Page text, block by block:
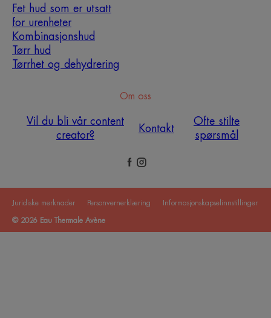
Fet hud som er utsatt
for urenheter
Kombinasjonshud
Tørr hud
Tørrhet og dehydrering
Om oss
Vil du bli vår content
creator?
Kontakt
Ofte stilte
spørsmål
Juridiske merknader Personvernerklæring Informasjonskapselinnstillinger
© 2026 Eau Thermale Avène